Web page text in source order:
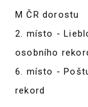
M ČR dorostu
2. místo -
osobního
6. místo -
rekord